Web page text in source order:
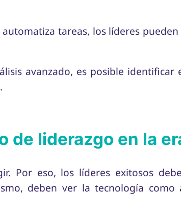
tareas, los líderes
avanzado, es posible identificar
de liderazgo en la
Por eso, los líderes exitosos
deben ver la tecnología